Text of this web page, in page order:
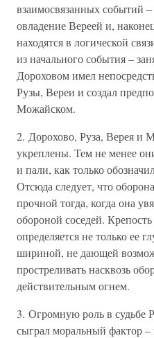
взаимосвязанных событий
овладение Вереей и,
находятся в логической
из начального события –
Дороховом имел
Рузы, Вереи и создал
Можайском.
2. Дорохово, Руза, Верея и
укреплены. Тем не менее
и пали, как только
Отсюда следует, что
прочной тогда, когда она
обороной соседей.
определяется не только ее
шириной, не дающей
простреливать насквозь
действительным огнем.
3. Огромную роль в судьбе
сыграл моральный фактор